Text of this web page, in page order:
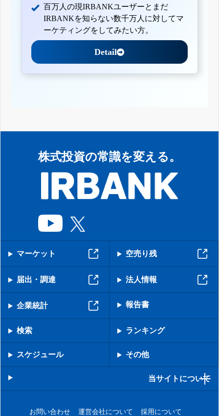
百万人の現IRBANKユーザーとまだ
IRBANKを知らない数千万人に対してマ
ーケティングをしてみたい方。
Detail
株式投資の常識を変える。
マーケット 空売り残
届出・調達 法人情報
企業統計 報告書
検索 ランキング
スケジュール その他
当サイトについて
お問い合わせ 運営会社について 採用について